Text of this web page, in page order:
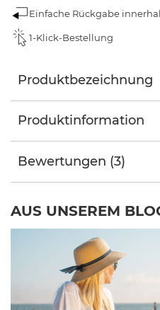
Einfache Rückgabe
1-Klick-Bestellung
Produktbezeichnung
Produktinformation
Bewertungen (3)
AUS UNSEREM